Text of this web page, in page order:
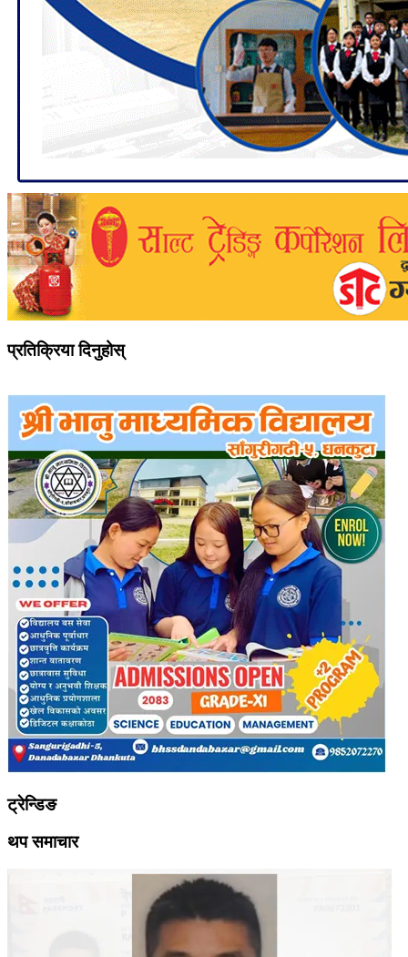
प्रतिक्रिया दिनुहोस्
ट्रेन्डिङ
थप समाचार